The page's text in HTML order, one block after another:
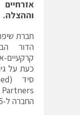
וההצלה.
הדור
החברה ל-15 מיליון דולר.